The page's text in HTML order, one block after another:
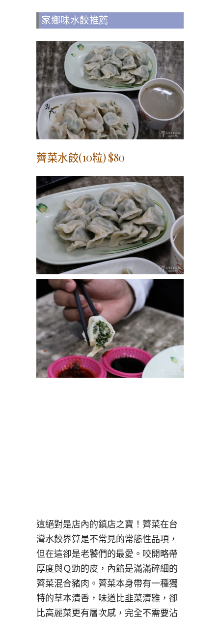
家鄉味水餃推薦
薺菜水餃(10粒) $80
這絕對是店內的鎮店之寶！薺菜在台
灣水餃界算是不常見的常態性品項，
但在這卻是老饕們的最愛。咬開略帶
厚度與Ｑ勁的皮，內餡是滿滿碎細的
薺菜混合豬肉。薺菜本身帶有一種獨
特的草本清香，味道比韭菜清雅，卻
比高麗菜更有層次感，完全不需要沾